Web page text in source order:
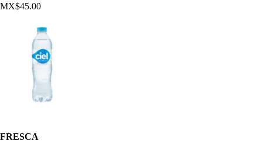
MX$45.00
FRESCA